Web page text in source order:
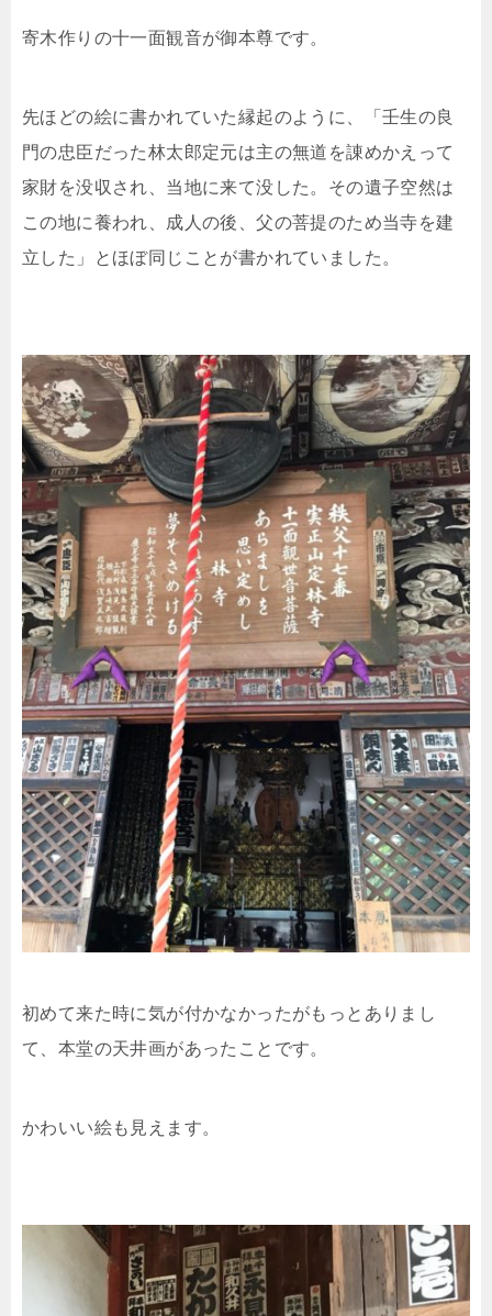
寄木作りの十一面観音が御本尊です。
先ほどの絵に書かれていた縁起のように、「壬生の良
門の忠臣だった林太郎定元は主の無道を諌めかえって
家財を没収され、当地に来て没した。その遺子空然は
この地に養われ、成人の後、父の菩提のため当寺を建
立した」とほぼ同じことが書かれていました。
初めて来た時に気が付かなかったがもっとありまし
て、本堂の天井画があったことです。
かわいい絵も見えます。